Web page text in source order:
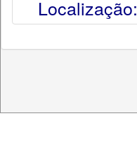
Localização: